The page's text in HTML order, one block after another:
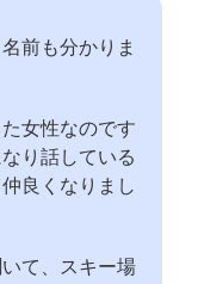
前も分かりま
女性なのです
り話している
良くなりまし
て、スキー場